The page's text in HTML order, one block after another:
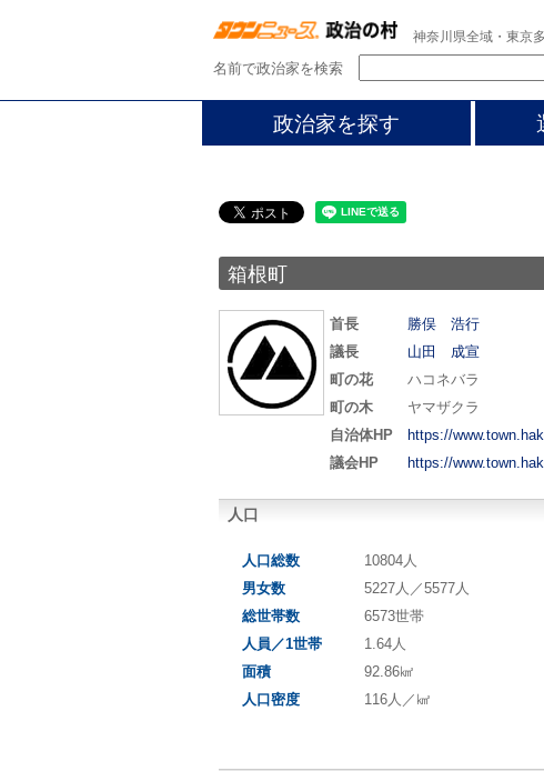
神奈川県全域・東京
名前で政治家を検索
政治家を探す
箱根町
首長
勝俣 浩行
議長
山田 成宣
町の花
ハコネバラ
町の木
ヤマザクラ
自治体HP
https://
議会HP
https://
人口
人口総数
10804人
男女数
5227人／5577人
総世帯数
6573世帯
人員／1世帯
1.64人
面積
92.86㎢
人口密度
116人／㎢